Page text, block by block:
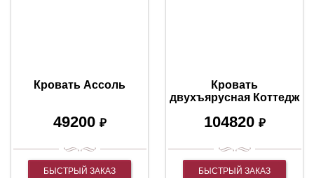
Кровать Ассоль
49200 ₽
БЫСТРЫЙ ЗАКАЗ
Кровать
двухъярусная Коттедж
104820 ₽
БЫСТРЫЙ ЗАКАЗ